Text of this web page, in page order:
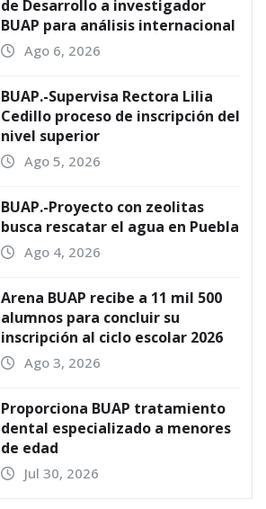
de Desarrollo a investigador
BUAP para análisis internacional
Ago 6, 2026
BUAP.-Supervisa Rectora Lilia
Cedillo proceso de inscripción del
nivel superior
Ago 5, 2026
BUAP.-Proyecto con zeolitas
busca rescatar el agua en Puebla
Ago 4, 2026
Arena BUAP recibe a 11 mil 500
alumnos para concluir su
inscripción al ciclo escolar 2026
Ago 3, 2026
Proporciona BUAP tratamiento
dental especializado a menores
de edad
Jul 30, 2026